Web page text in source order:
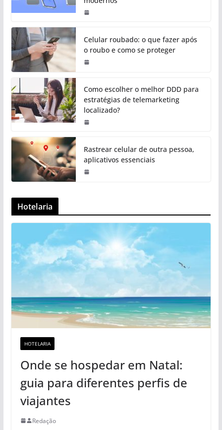
Celular roubado: o que fazer após
o roubo e como se proteger
Como escolher o melhor DDD para
estratégias de telemarketing
localizado?
Rastrear celular de outra pessoa,
aplicativos essenciais
Hotelaria
HOTELARIA
Onde se hospedar em Natal:
guia para diferentes perfis de
viajantes
Redação